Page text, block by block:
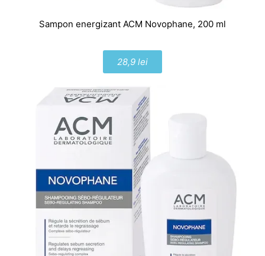
Sampon energizant ACM Novophane, 200 ml
28,9 lei